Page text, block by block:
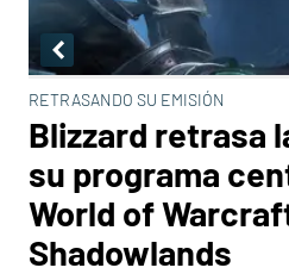
RETRASANDO SU EMISIÓN
Blizzard retrasa
su programa
World of
Shadowlands